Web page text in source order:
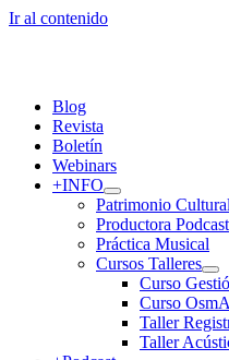
Ir al contenido
Blog
Revista
Boletín
Webinars
+INFO
Patrimonio Cultural
Productora Podcast
Práctica Musical
Cursos Talleres
Curso
Curso
Taller
Taller